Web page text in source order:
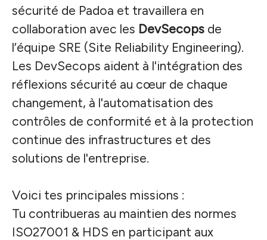
sécurité de Padoa et travaillera en
collaboration avec les DevSecops de
l’équipe SRE (Site Reliability Engineering).
Les DevSecops aident à l'intégration des
réflexions sécurité au cœur de chaque
changement, à l'automatisation des
contrôles de conformité et à la protection
continue des infrastructures et des
solutions de l'entreprise.
Voici tes principales missions :
Tu contribueras au maintien des normes
ISO27001 & HDS en participant aux